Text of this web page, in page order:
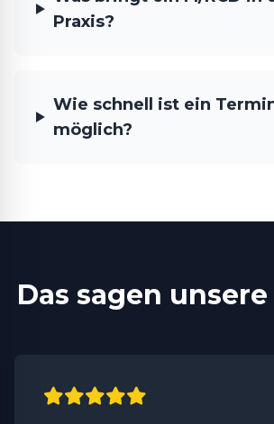
Praxis?
Wie schnell ist ein
möglich?
Das sagen